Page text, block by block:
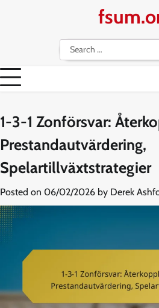
Search
for:
1-3-1 Zonförsvar:
Prestandautvärdering,
Spelartillväxtstrategier
Posted on 06/02/2026 by Derek